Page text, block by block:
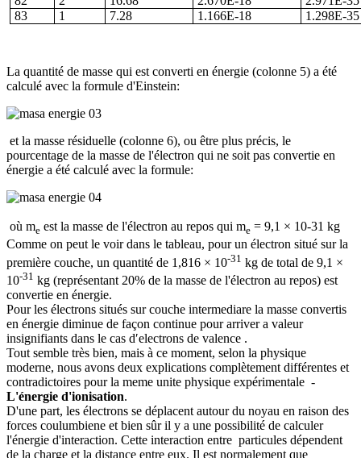
83
1 7.28 1.166E-18 1.298E-35
La quantité de masse qui est converti en énergie (colonne 5) a été
calculé avec la formule d'Einstein:
et la masse résiduelle (colonne 6), ou être plus précis, le
pourcentage de la masse de l'électron qui ne soit pas convertie en
énergie a été calculé avec la formule:
où me est la masse de l'électron au repos qui me = 9,1 × 10-31 kg
Comme on peut le voir dans le tableau, pour un électron situé sur la
première couche, un quantité de 1,816 × 10-31 kg de total de 9,1 ×
10-31 kg (représentant 20% de la masse de l'électron au repos) est
convertie en énergie.
Pour les électrons situés sur couche intermediare la masse convertis
en énergie diminue de façon continue pour arriver a valeur
insignifiants dans le cas d′electrons de valence .
Tout semble très bien, mais à ce moment, selon la physique
moderne, nous avons deux explications complètement différentes et
contradictoires pour la meme unite physique expérimentale -
L'énergie d'ionisation.
D'une part, les électrons se déplacent autour du noyau en raison des
forces coulumbiene et bien sûr il y a une possibilité de calculer
l'énergie d'interaction. Cette interaction entre particules dépendent
de la charge et la distance entre eux. Il est normalement que